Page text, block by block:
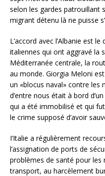
selon les gardes patrouillant
migrant détenu là ne puisse
L’accord avec l’Albanie est
italiennes qui ont aggravé la
Méditerranée centrale, la
au monde. Giorgia Meloni
un «blocus naval» contre les
d’entre nous était à bord
qui a été immobilisé et qui
le crime supposé d’avoir
I’Italie a régulièrement
l’assignation de ports de
problèmes de santé pour
transport, au harcèlement